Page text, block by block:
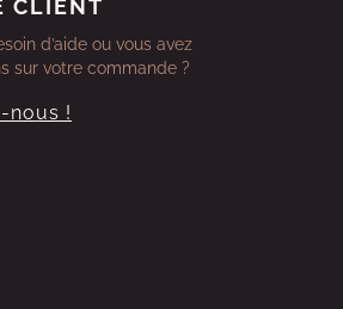
CLIENT
d’aide ou vous avez
sur votre commande ?
nous !